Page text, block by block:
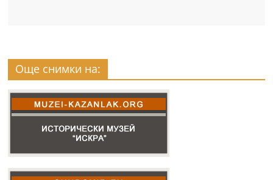
Още снимки на: